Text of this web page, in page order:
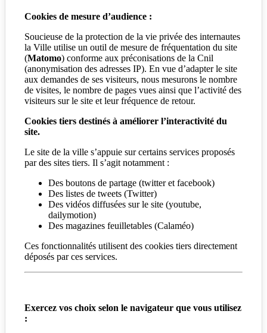
Cookies de mesure d’audience :
Soucieuse de la protection de la vie privée des internautes
la Ville utilise un outil de mesure de fréquentation du site
(Matomo) conforme aux préconisations de la Cnil
(anonymisation des adresses IP). En vue d’adapter le site
aux demandes de ses visiteurs, nous mesurons le nombre
de visites, le nombre de pages vues ainsi que l’activité des
visiteurs sur le site et leur fréquence de retour.
Cookies tiers destinés à améliorer l’interactivité du
site.
Le site de la ville s’appuie sur certains services proposés
par des sites tiers. Il s’agit notamment :
Des boutons de partage (twitter et facebook)
Des listes de tweets (Twitter)
Des vidéos diffusées sur le site (youtube,
dailymotion)
Des magazines feuilletables (Calaméo)
Ces fonctionnalités utilisent des cookies tiers directement
déposés par ces services.
Exercez vos choix selon le navigateur que vous utilisez
: